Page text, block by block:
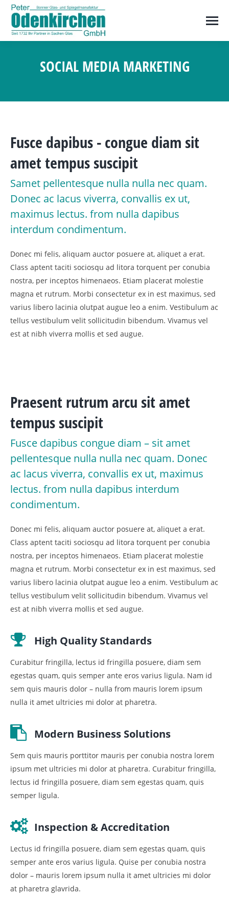
SOCIAL MEDIA MARKETING
Fusce dapibus - congue diam sit
amet tempus suscipit
Samet pellentesque nulla nulla nec quam.
Donec ac lacus viverra, convallis ex ut,
maximus lectus. from nulla dapibus
interdum condimentum.
Donec mi felis, aliquam auctor posuere at, aliquet a erat.
Class aptent taciti sociosqu ad litora torquent per conubia
nostra, per inceptos himenaeos. Etiam placerat molestie
magna et rutrum. Morbi consectetur ex in est maximus, sed
varius libero lacinia olutpat augue leo a enim. Vestibulum ac
tellus vestibulum velit sollicitudin bibendum. Vivamus vel
est at nibh viverra mollis et sed augue.
Praesent rutrum arcu sit amet
tempus suscipit
Fusce dapibus congue diam – sit amet
pellentesque nulla nulla nec quam. Donec
ac lacus viverra, convallis ex ut, maximus
lectus. from nulla dapibus interdum
condimentum.
Donec mi felis, aliquam auctor posuere at, aliquet a erat.
Class aptent taciti sociosqu ad litora torquent per conubia
nostra, per inceptos himenaeos. Etiam placerat molestie
magna et rutrum. Morbi consectetur ex in est maximus, sed
varius libero lacinia olutpat augue leo a enim. Vestibulum ac
tellus vestibulum velit sollicitudin bibendum. Vivamus vel
est at nibh viverra mollis et sed augue.
High Quality Standards
Curabitur fringilla, lectus id fringilla posuere, diam sem
egestas quam, quis semper ante eros varius ligula. Nam id
sem quis mauris dolor – nulla from mauris lorem ipsum
nulla it amet ultricies mi dolor at pharetra.
Modern Business Solutions
Sem quis mauris porttitor mauris per conubia nostra lorem
ipsum met ultricies mi dolor at pharetra. Curabitur fringilla,
lectus id fringilla posuere, diam sem egestas quam, quis
semper ligula.
Inspection & Accreditation
Lectus id fringilla posuere, diam sem egestas quam, quis
semper ante eros varius ligula. Quise per conubia nostra
dolor – mauris lorem ipsum nulla it amet ultricies mi dolor
at pharetra glavrida.